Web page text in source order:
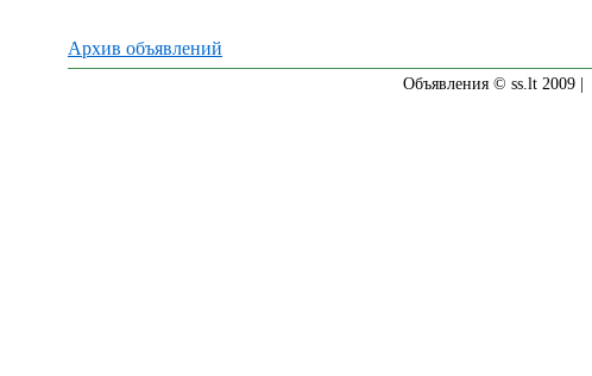
Архив объявлений
Объявления © ss.lt 2009 |